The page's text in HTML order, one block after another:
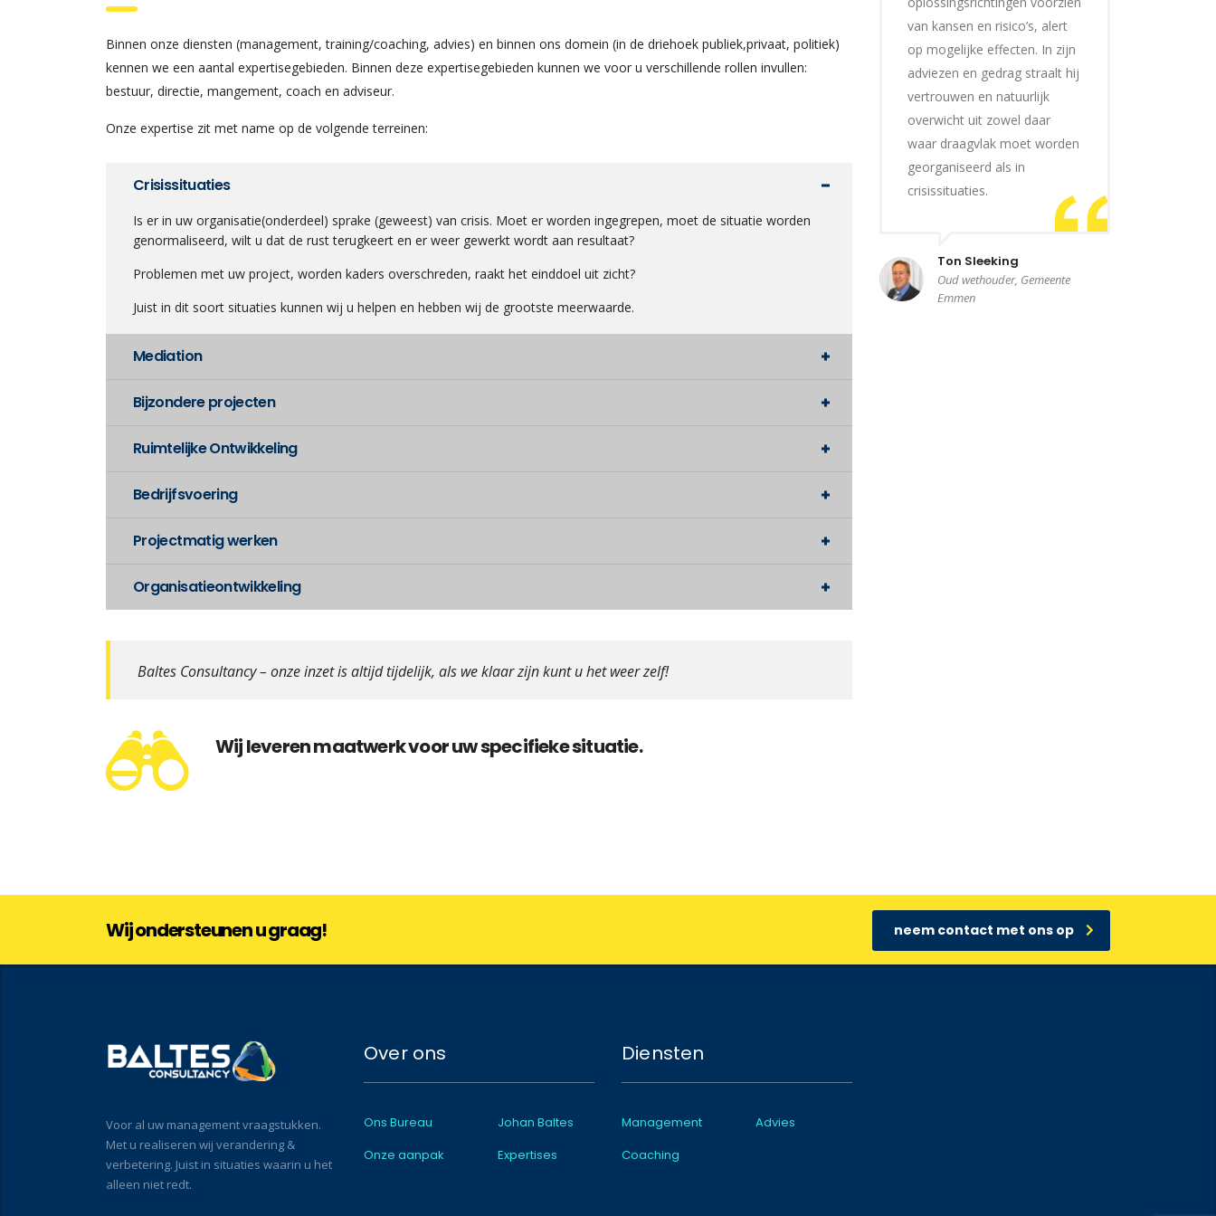
Binnen onze diensten (management, training/coaching, advies) en binnen ons domein (in de driehoek publiek,privaat, politiek)
kennen we een aantal expertisegebieden. Binnen deze expertisegebieden kunnen we voor u verschillende rollen invullen:
bestuur, directie, mangement, coach en adviseur.
Onze expertise zit met name op de volgende terreinen:
Crisissituaties
Is er in uw organisatie(onderdeel) sprake (geweest) van crisis. Moet er worden ingegrepen, moet de situatie worden
genormaliseerd, wilt u dat de rust terugkeert en er weer gewerkt wordt aan resultaat?
Problemen met uw project, worden kaders overschreden, raakt het einddoel uit zicht?
Juist in dit soort situaties kunnen wij u helpen en hebben wij de grootste meerwaarde.
Mediation
Bijzondere projecten
Ruimtelijke Ontwikkeling
Bedrijfsvoering
Projectmatig werken
Organisatieontwikkeling
Baltes Consultancy – onze inzet is altijd tijdelijk, als we klaar zijn kunt u het weer zelf!
Wij leveren maatwerk voor uw specifieke situatie.
van kansen en risico’s, alert
op mogelijke effecten. In zijn
adviezen en gedrag straalt hij
vertrouwen en natuurlijk
overwicht uit zowel daar
waar draagvlak moet worden
georganiseerd als in
crisissituaties.
Ton Sleeking
Oud wethouder, Gemeente
Emmen
Wij ondersteunen u graag! neem contact met ons op
Voor al uw management vraagstukken.
Met u realiseren wij verandering &
verbetering. Juist in situaties waarin u het
alleen niet redt.
Over ons
Ons Bureau
Johan Baltes
Onze aanpak
Expertises
Diensten
Management
Advies
Coaching